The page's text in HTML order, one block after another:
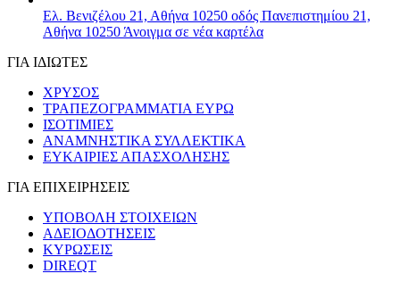
Ελ. Βενιζέλου 21, Αθήνα 10250 οδός Πανεπιστημίου 21,
Αθήνα 10250 Άνοιγμα σε νέα καρτέλα
ΓΙΑ ΙΔΙΩΤΕΣ
ΧΡΥΣΟΣ
ΤΡΑΠΕΖΟΓΡΑΜΜΑΤΙΑ ΕΥΡΩ
ΙΣΟΤΙΜΙΕΣ
ΑΝΑΜΝΗΣΤΙΚΑ ΣΥΛΛΕΚΤΙΚΑ
ΕΥΚΑΙΡΙΕΣ ΑΠΑΣΧΟΛΗΣΗΣ
ΓΙΑ ΕΠΙΧΕΙΡΗΣΕΙΣ
ΥΠΟΒΟΛΗ ΣΤΟΙΧΕΙΩΝ
ΑΔΕΙΟΔΟΤΗΣΕΙΣ
ΚΥΡΩΣΕΙΣ
DIREQT